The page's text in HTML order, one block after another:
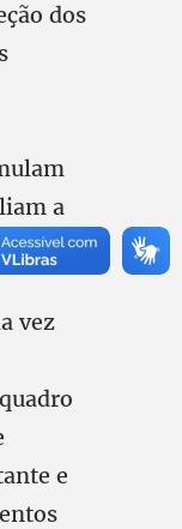
dos
a
aos
vez
e